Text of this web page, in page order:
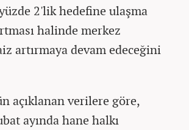
2'lik hedefine ulaşma
halinde merkez
artırmaya devam edeceğini
açıklanan verilere göre,
ayında hane halkı